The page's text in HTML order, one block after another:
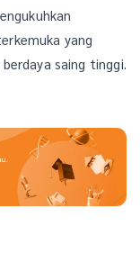
yang
saing tinggi.